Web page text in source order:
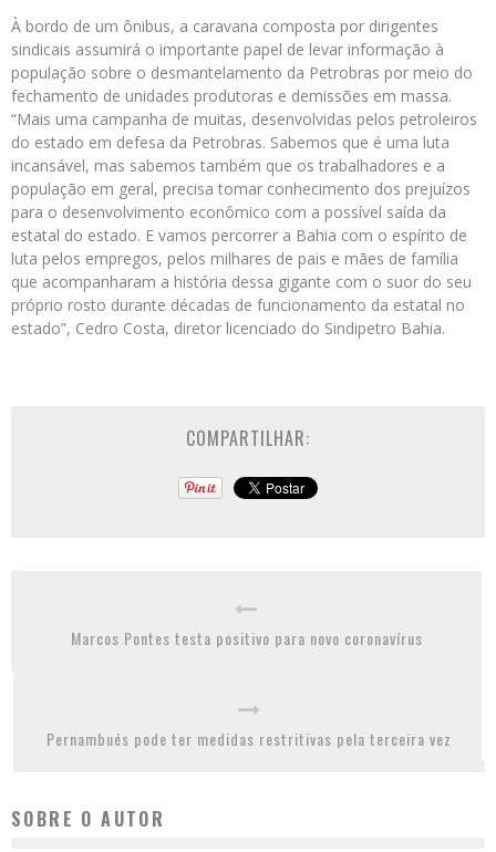
À bordo de um ônibus, a caravana composta por dirigentes
sindicais assumirá o importante papel de levar informação à
população sobre o desmantelamento da Petrobras por meio do
fechamento de unidades produtoras e demissões em massa.
“Mais uma campanha de muitas, desenvolvidas pelos petroleiros
do estado em defesa da Petrobras. Sabemos que é uma luta
incansável, mas sabemos também que os trabalhadores e a
população em geral, precisa tomar conhecimento dos prejuízos
para o desenvolvimento econômico com a possível saída da
estatal do estado. E vamos percorrer a Bahia com o espírito de
luta pelos empregos, pelos milhares de pais e mães de família
que acompanharam a história dessa gigante com o suor do seu
próprio rosto durante décadas de funcionamento da estatal no
estado”, Cedro Costa, diretor licenciado do Sindipetro Bahia.
COMPARTILHAR:
Marcos Pontes testa positivo para novo coronavírus
Pernambués pode ter medidas restritivas pela terceira vez
SOBRE O AUTOR